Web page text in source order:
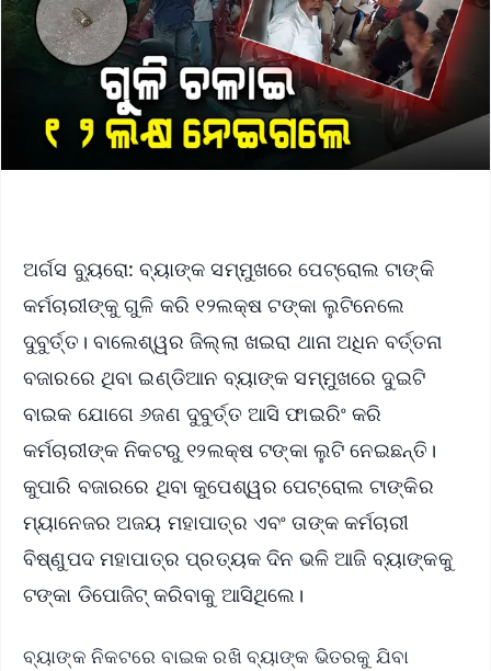
ଅର୍ଗସ ବ୍ୟୁରୋ: ବ୍ୟାଙ୍କ ସମ୍ମୁଖରେ ପେଟ୍ରୋଲ ଟାଙ୍କି
କର୍ମଚାରୀଙ୍କୁ ଗୁଳି କରି ୧୨ଲକ୍ଷ ଟଙ୍କା ଲୁଟିନେଲେ
ଦୁବୁର୍ତ୍ତ। ବାଲେଶ୍ୱର ଜିଲ୍ଲା ଖଇରା ଥାନା ଅଧିନ ବର୍ତ୍ତନା
ବଜାରରେ ଥିବା ଇଣ୍ଡିଆନ ବ୍ୟାଙ୍କ ସମ୍ମୁଖରେ ଦୁଇଟି
ବାଇକ ଯୋଗେ ୬ଜଣ ଦୁବୁର୍ତ୍ତ ଆସି ଫାଇରିଂ କରି
କର୍ମଚାରୀଙ୍କ ନିକଟରୁ ୧୨ଲକ୍ଷ ଟଙ୍କା ଲୁଟି ନେଇଛନ୍ତି।
କୁପାରି ବଜାରରେ ଥିବା କୁପେଶ୍ୱର ପେଟ୍ରୋଲ ଟାଙ୍କିର
ମ୍ୟାନେଜର ଅଜୟ ମହାପାତ୍ର ଏବଂ ତାଙ୍କ କର୍ମଚାରୀ
ବିଷ୍ଣୁପଦ ମହାପାତ୍ର ପ୍ରତ୍ୟକ ଦିନ ଭଳି ଆଜି ବ୍ୟାଙ୍କକୁ
ଟଙ୍କା ଡିପୋଜିଟ୍ କରିବାକୁ ଆସିଥିଲେ।
ବ୍ୟାଙ୍କ ନିକଟରେ ବାଇକ ରଖି ବ୍ୟାଙ୍କ ଭିତରକୁ ଯିବା